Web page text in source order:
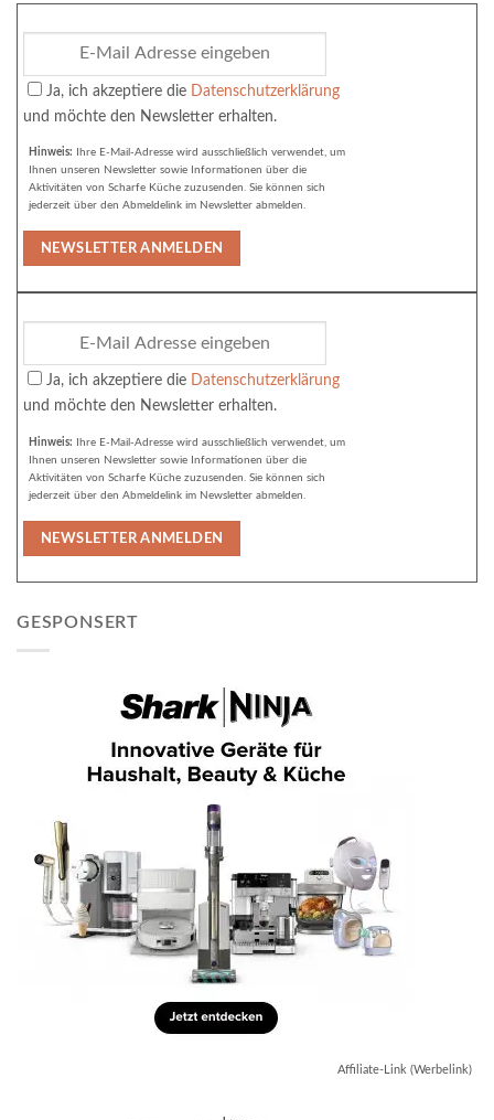
Ja, ich akzeptiere die
Datenschutzerklärung
und möchte den Newsletter erhalten.
Hinweis: Ihre E-Mail-Adresse wird ausschließlich verwendet, um
Ihnen unseren Newsletter sowie Informationen über die
Aktivitäten von Scharfe Küche zuzusenden. Sie können sich
jederzeit über den Abmeldelink im Newsletter abmelden.
Ja, ich akzeptiere die Datenschutzerklärung
und möchte den Newsletter erhalten.
Hinweis: Ihre E-Mail-Adresse wird ausschließlich verwendet, um
Ihnen unseren Newsletter sowie Informationen über die
Aktivitäten von Scharfe Küche zuzusenden. Sie können sich
jederzeit über den Abmeldelink im Newsletter abmelden.
GESPONSERT
Affiliate-Link (Werbelink)